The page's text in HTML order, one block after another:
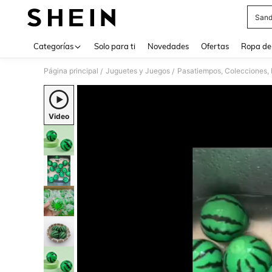
Categorías Solo para ti Novedades Ofertas Ropa
Página principal / Juguetes y Juegos / Pasatiempos, Colecciones,
Video